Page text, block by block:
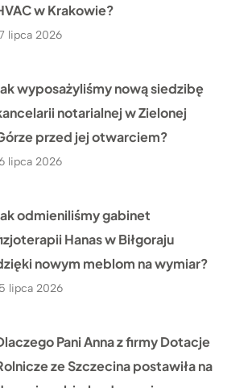
w Krakowie?
lipca 2026
wyposażyliśmy nową siedzibę
notarialnej w Zielonej
przed jej otwarciem?
lipca 2026
odmieniliśmy gabinet
Hanas w Biłgoraju
nowym meblom na wymiar?
lipca 2026
Pani Anna z firmy Dotacje
ze Szczecina postawiła na